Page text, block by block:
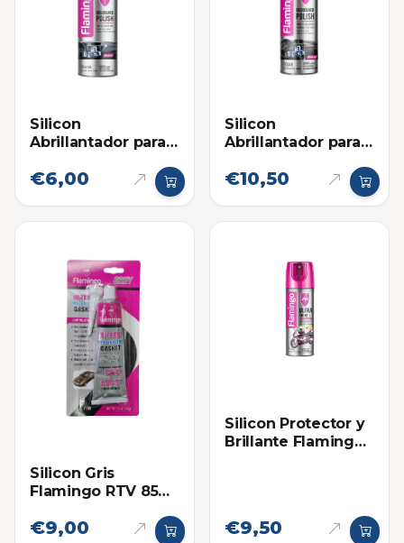
Silicon
Abrillantador para
220ml
€6,00
Silicon
Abrillantador para
450ml
€10,50
Silicon Gris
Flamingo RTV 85
€9,00
Silicon Protector y
Brillante Flamingo
€9,50